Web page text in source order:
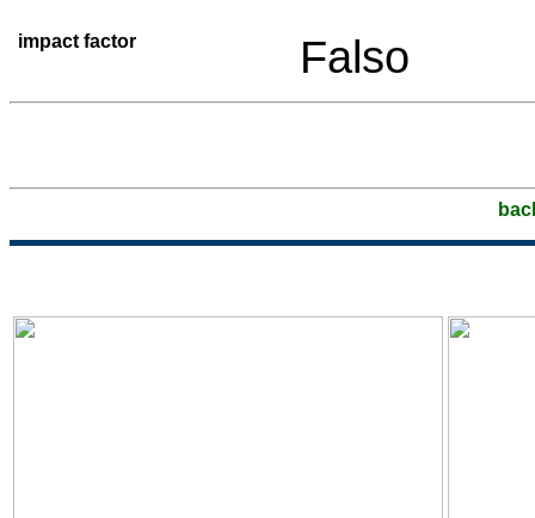
impact factor Falso